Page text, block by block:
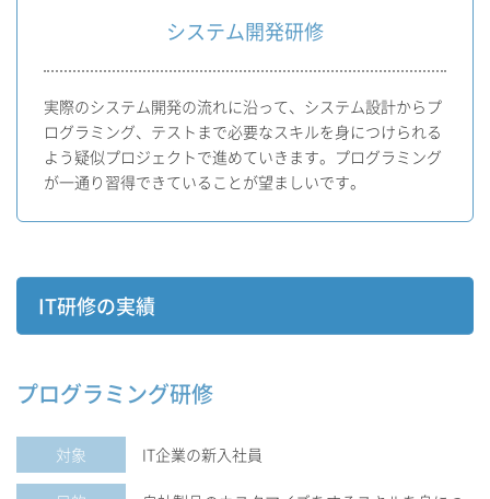
システム開発研修
実際のシステム開発の流れに沿って、システム設計からプ
ログラミング、テストまで必要なスキルを身につけられる
よう疑似プロジェクトで進めていきます。プログラミング
が一通り習得できていることが望ましいです。
IT研修の実績
プログラミング研修
対象 IT企業の新入社員